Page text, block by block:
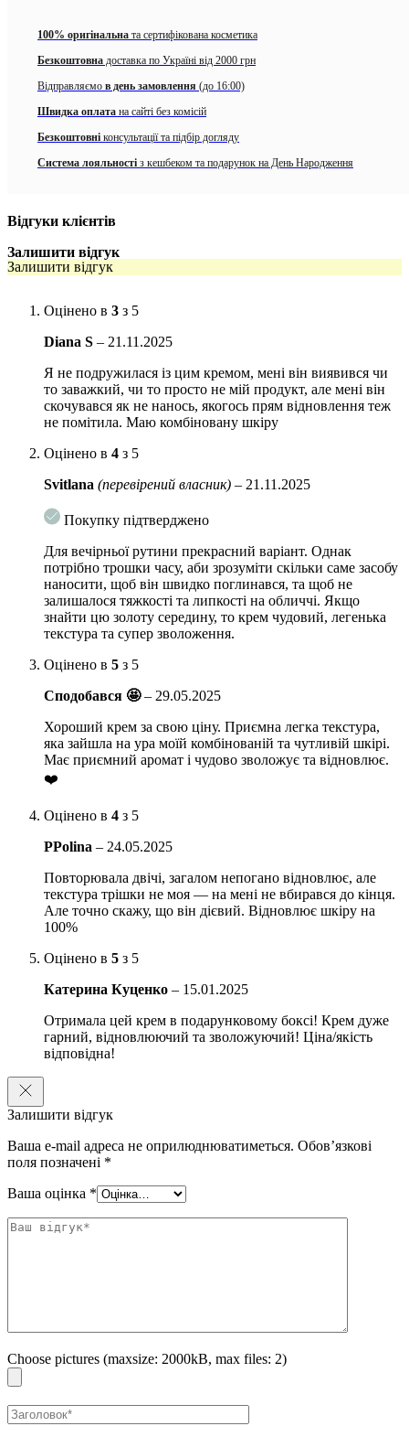
Покращує бар’єрні функції шкіри
Заспокоює та відновлює шкіру
Насочує клітини шкіри корисними мікроелементами.
Активні компоненти:
5% Encapsulated Hyaluronic Acid* Інкапсульована
гіалуронова кислота(*0,1% Pure Hyaluronic Acid) – за
рахунок технології інкапсуляції доставляється в глибокі
зволоження та відновлюючи рівень гідрації шкіри
3% ACE Complex– антиоксидантний комплекс вітамінів А,
зміцнюють тургор шкіри, підвищують пружність та
еластичність шкіри.
0,1% Madecassoside Мадекасосид– стимулює синтез
почервоніння та подразнення
0,1% Ceramide– ліпіди, що наповнюють шкіру життєвою
глибоке зволоження та відновлення шкіри, попереджають
ризик зневоднення, захищають клітини шкіри від зовнішніх
негативних факторів.
0,1% TECA – терапевтична суміш, що відповідає за швидку
регенерацію тканин та загоєння ран, попереджає старіння та
знос клітин
Спосіб застосування: Нанесіть невелику кількість засобу на
до повного вбирання. Щоденне використання.
Обʼєм: 50 мл
100% оригінальна та сертифікована косметика
Безкоштовна доставка по Україні від 2000 грн
Відправляємо в день замовлення (до 16:00)
Швидка оплата на сайті без комісій
Безкоштовні консультації та підбір догляду
Система лояльності з кешбеком та подарунок на День Народження
Відгуки клієнтів
Залишити відгук
Залишити відгук
Оцінено в 3 з 5
Diana S – 21.11.2025
Я не подружилася із цим кремом, мені він виявився чи
то заважкий, чи то просто не мій продукт, але мені він
скочувався як не нанось, якогось прям відновлення теж
не помітила. Маю комбіновану шкіру
Оцінено в 4 з 5
Svitlana (перевірений власник) – 21.11.2025
Покупку підтверджено
Для вечірньої рутини прекрасний варіант. Однак
потрібно трошки часу, аби зрозуміти скільки саме засобу
наносити, щоб він швидко поглинався, та щоб не
залишалося тяжкості та липкості на обличчі. Якщо
знайти цю золоту середину, то крем чудовий, легенька
текстура та супер зволоження.
Оцінено в 5 з 5
Сподобався 🤩– 29.05.2025
Хороший крем за свою ціну. Приємна легка текстура,
яка зайшла на ура моїй комбінованій та чутливій шкірі.
Має приємний аромат і чудово зволожує та відновлює.
❤️
Оцінено в 4 з 5
PPolina – 24.05.2025
Повторювала двічі, загалом непогано відновлює, але
текстура трішки не моя — на мені не вбирався до кінця.
Але точно скажу, що він дієвий. Відновлює шкіру на
100%
Оцінено в 5 з 5
Катерина Куценко – 15.01.2025
Отримала цей крем в подарунковому боксі! Крем дуже
гарний, відновлюючий та зволожуючий! Ціна/якість
відповідна!
Залишити відгук
Ваша e-mail адреса не оприлюднюватиметься. Обов’язкові
поля позначені *
Ваша оцінка *
Choose pictures (maxsize: 2000kB, max files: 2)